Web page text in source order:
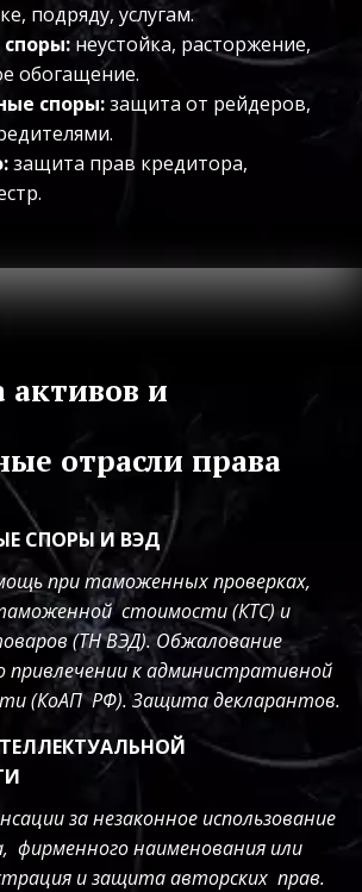
подряду, услугам.
неустойка, расторжение,
обогащение.
споры: защита от рейдеров,
защита прав кредитора,
активов и
отрасли права
СПОРЫ И ВЭД
при таможенных проверках,
стоимости (КТС) и
(ТН ВЭД). Обжалование
привлечении к административной
(КоАП  РФ). Защита декларантов.
за незаконное использование
фирменного наименования или
и защита авторских  прав.